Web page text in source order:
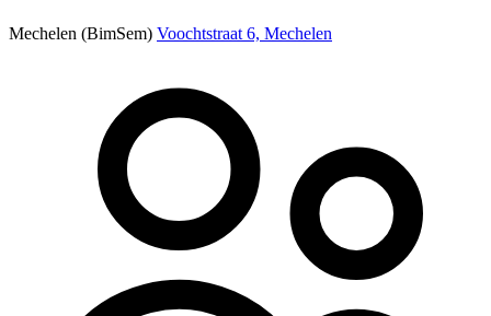
Mechelen (BimSem) Voochtstraat 6, Mechelen